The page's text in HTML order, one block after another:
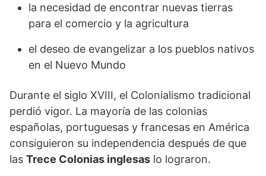
la necesidad de encontrar nuevas tierras
para el comercio y la agricultura
el deseo de evangelizar a los pueblos nativos
en el Nuevo Mundo
Durante el siglo XVIII, el Colonialismo tradicional
perdió vigor. La mayoría de las colonias
españolas, portuguesas y francesas en América
consiguieron su independencia después de que
las Trece Colonias inglesas lo lograron.